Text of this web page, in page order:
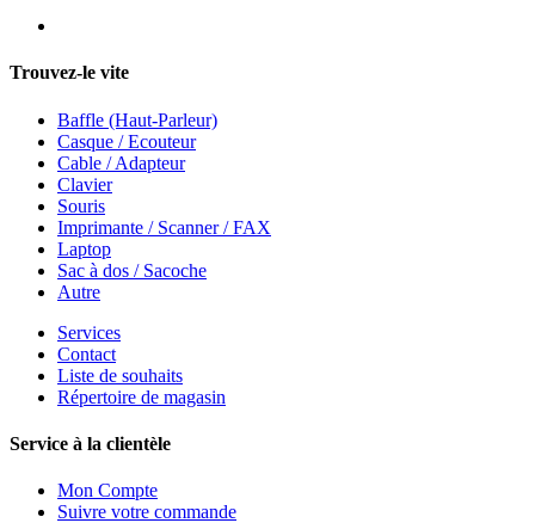
Trouvez-le vite
Baffle (Haut-Parleur)
Casque / Ecouteur
Cable / Adapteur
Clavier
Souris
Imprimante / Scanner / FAX
Laptop
Sac à dos / Sacoche
Autre
Services
Contact
Liste de souhaits
Répertoire de magasin
Service à la clientèle
Mon Compte
Suivre votre commande